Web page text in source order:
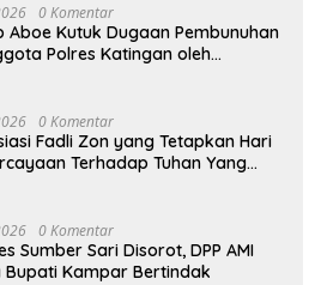
0 Komentar
Aboe Kutuk Dugaan Pembunuhan
Polres Katingan oleh
0 Komentar
Fadli Zon yang Tetapkan Hari
Terhadap Tuhan Yang
0 Komentar
Sumber Sari Disorot, DPP AMI
Bupati Kampar Bertindak